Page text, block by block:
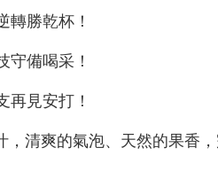
轉勝乾杯！
守備喝采！
再見安打！
，清爽的氣泡、天然的果香